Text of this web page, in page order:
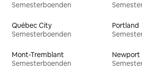
Semesterboenden
Québec City
Semesterboenden
Portland
Mont-Tremblant
Semesterboenden
Newport